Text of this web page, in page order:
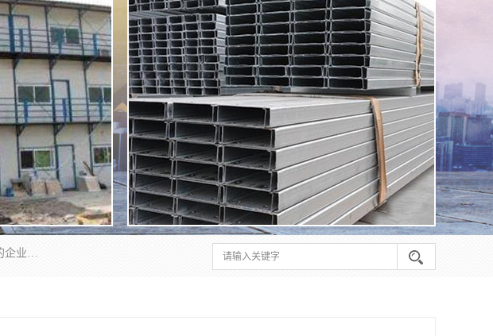
郑州鑫纵建材有限公司供应阳光板，彩钢板，彩钢钢构工程是一家集生产销售租赁安装于一体的企业，主要生产PC采光板，耐力板，仿古琉璃采光板，岩棉板、彩钢压型板、镀锌压型板、桁架楼承板，C、Z型钢檩条、围挡板、轻钢结构，阳光温室大棚等新型建材产品。公司旗下有多台移动式高空压瓦机租赁，承接全国各地业务，专业对外租赁各种型号压瓦机。